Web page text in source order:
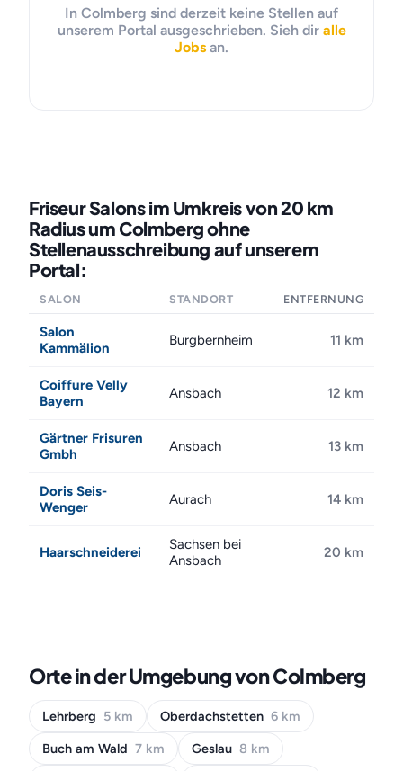
In Colmberg sind derzeit keine Stellen auf
unserem Portal ausgeschrieben. Sieh dir alle
Jobs an.
Friseur Salons im Umkreis von 20 km
Radius um Colmberg ohne
Stellenausschreibung auf unserem
Portal:
SALON STANDORT ENTFERNUNG
Salon
Kammälion
Burgbernheim 11 km
Coiffure Velly
Bayern
Ansbach 12 km
Gärtner Frisuren
Gmbh
Ansbach 13 km
Doris Seis-
Wenger
Aurach 14 km
Haarschneiderei
Sachsen bei
Ansbach
20 km
Orte in der Umgebung von Colmberg
Lehrberg 5 km Oberdachstetten 6 km
Buch am Wald 7 km Geslau 8 km